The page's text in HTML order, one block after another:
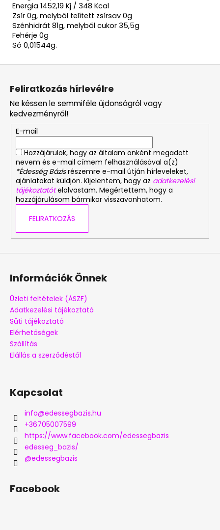
Energia 1452,19 Kj / 348 Kcal
Zsír 0g, melyből telített zsírsav 0g
Szénhidrát 81g, melyből cukor 35,5g
Fehérje 0g
Só 0,01544g.
Feliratkozás hírlevélre
Ne késsen le semmiféle újdonságról vagy
kedvezményről!
E-mail
Hozzájárulok, hogy az általam önként megadott
nevem és e-mail címem felhasználásával a(z)
*Édesség Bázisrészemre e-mail útján hírleveleket,
ajánlatokat küldjön. Kijelentem, hogy az adatkezelési
tájékoztatót elolvastam. Megértettem, hogy a
hozzájárulásom bármikor visszavonhatom.
FELIRATKOZÁS
Információk Önnek
Üzleti feltételek (ÁSZF)
Adatkezelési tájékoztató
Süti tájékoztató
Elérhetőségek
Szállítás
Elállás a szerződéstől
Kapcsolat
info@edessegbazis.hu
+36705007599
https://www.facebook.com/edessegbazis
edesseg_bazis/
@edessegbazis
Facebook